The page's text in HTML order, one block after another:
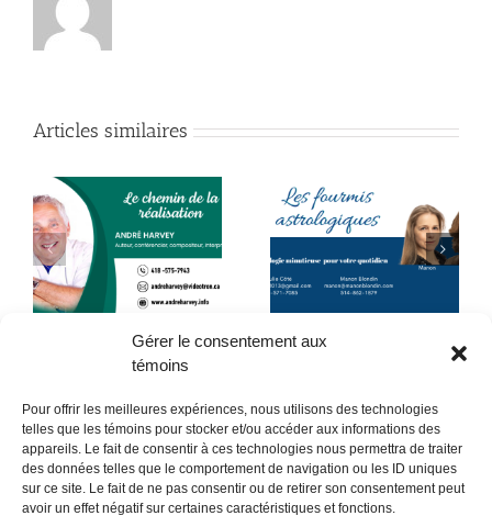
Gérer le consentement aux
témoins
Pour offrir les meilleures expériences, nous utilisons des technologies
telles que les témoins pour stocker et/ou accéder aux informations des
appareils. Le fait de consentir à ces technologies nous permettra de traiter
des données telles que le comportement de navigation ou les ID uniques
sur ce site. Le fait de ne pas consentir ou de retirer son consentement peut
avoir un effet négatif sur certaines caractéristiques et fonctions.
Articles similaires
Astro-Stratégies Juillet
2026
La colère et la
souffrance sont-elles
inévitables ?
POLITIQUE CONFIDENTIALITÉES